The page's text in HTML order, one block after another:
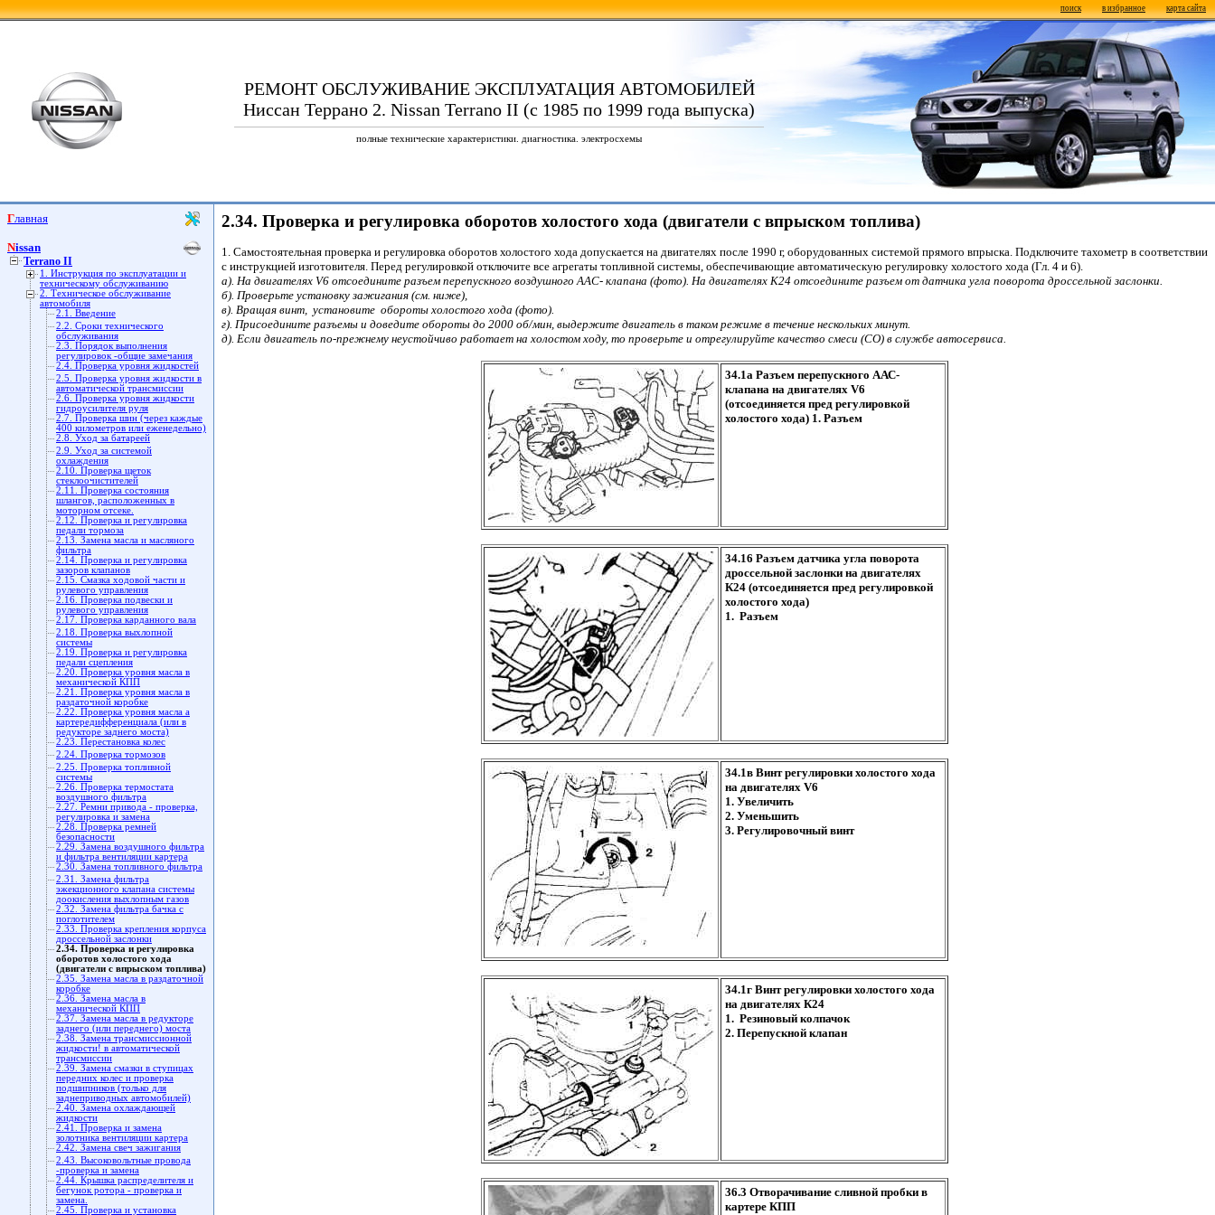
поиск в избранное карта сайта
РЕМОНТ ОБСЛУЖИВАНИЕ ЭКСПЛУАТАЦИЯ АВТОМОБИЛЕЙ
Ниссан Террано 2. Nissan Terrano II (с 1985 по 1999 года выпуска)
полные технические характеристики. диагностика. электросхемы
Главная
Nissan
Terrano II
1. Инструкция по эксплуатации и
техническому обслуживанию
2. Техническое обслуживание
автомобиля
2.1. Введение
2.2. Сроки технического
обслуживания
2.3. Порядок выполнения
регулировок -общие замечания
2.4. Проверка уровня жидкостей
2.5. Проверка уровня жидкости в
автоматической трансмиссии
2.6. Проверка уровня жидкости
гидроусилителя руля
2.7. Проверка шин (через каждые
400 километров или еженедельно)
2.8. Уход за батареей
2.9. Уход за системой
охлаждения
2.10. Проверка щеток
стеклоочистителей
2.11. Проверка состояния
шлангов, расположенных в
моторном отсеке.
2.12. Проверка и регулировка
педали тормоза
2.13. Замена масла и масляного
фильтра
2.14. Проверка и регулировка
зазоров клапанов
2.15. Смазка ходовой части и
рулевого управления
2.16. Проверка подвески и
рулевого управления
2.17. Проверка карданного вала
2.18. Проверка выхлопной
системы
2.19. Проверка и регулировка
педали сцепления
2.20. Проверка уровня масла в
механической КПП
2.21. Проверка уровня масла в
раздаточной коробке
2.22. Проверка уровня масла а
картередифференциала (или в
редукторе заднего моста)
2.23. Перестановка колес
2.24. Проверка тормозов
2.25. Проверка топливной
системы
2.26. Проверка термостата
воздушного фильтра
2.27. Ремни привода - проверка,
регулировка и замена
2.28. Проверка ремней
безопасности
2.29. Замена воздушного фильтра
и фильтра вентиляции картера
2.30. Замена топливного фильтра
2.31. Замена фильтра
эжекционного клапана системы
доокисления выхлопным газов
2.32. Замена фильтра бачка с
поглотителем
2.33. Проверка крепления корпуса
дроссельной заслонки
2.34. Проверка и регулировка
оборотов холостого хода
(двигатели с впрыском топлива)
2.35. Замена масла в раздаточной
коробке
2.36. Замена масла в
механической КПП
2.37. Замена масла в редукторе
заднего (или переднего) моста
2.38. Замена трансмиссионной
жидкости! в автоматической
трансмиссии
2.39. Замена смазки в ступицах
передних колес и проверка
подшипников (только для
заднеприводных автомобилей)
2.40. Замена охлаждающей
жидкости
2.41. Проверка и замена
золотника вентиляции картера
2.42. Замена свеч зажигания
2.43. Высоковольтные провода
-проверка и замена
2.44. Крышка распределителя и
бегунок ротора - проверка и
замена.
2.45. Проверка и установка
2.34. Проверка и регулировка оборотов холостого хода (двигатели с впрыском топлива)
1. Самостоятельная проверка и регулировка оборотов холостого хода допускается на двигателях после 1990 г, оборудованных системой прямого впрыска. Подключите тахометр в соответствии
с инструкцией изготовителя. Перед регулировкой отключите все агрегаты топливной системы, обеспечивающие автоматическую регулировку холостого хода (Гл. 4 и 6).
а). На двигателях V6 отсоедините разъем перепускного воздушного ААС- клапана (фото). На двигателях К24 отсоедините разъем от датчика угла поворота дроссельной заслонки.
б). Проверьте установку зажигания (см. ниже),
в). Вращая винт, установите обороты холостого хода (фото).
г). Присоедините разъемы и доведите обороты до 2000 об/мин, выдержите двигатель в таком режиме в течение нескольких минут.
д). Если двигатель по-прежнему неустойчиво работает на холостом ходу, то проверьте и отрегулируйте качество смеси (СО) в службе автосервиса.
34.1а Разъем перепускного ААС-
клапана на двигателях V6
(отсоединяется пред регулировкой
холостого хода) 1. Разъем
34.16 Разъем датчика угла поворота
дроссельной заслонки на двигателях
К24 (отсоединяется пред регулировкой
холостого хода)
1. Разъем
34.1в Винт регулировки холостого хода
на двигателях V6
1. Увеличить
2. Уменьшить
3. Регулировочный винт
34.1г Винт регулировки холостого хода
на двигателях К24
1. Резиновый колпачок
2. Перепускной клапан
36.3 Отворачивание сливной пробки в
картере КПП